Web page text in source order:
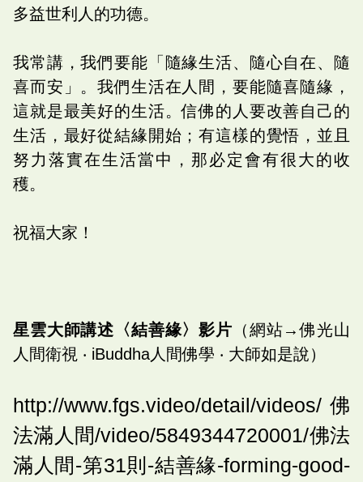
多益世利人的功德。
我常講，我們要能「隨緣生活、隨心自在、隨
喜而安」。我們生活在人間，要能隨喜隨緣，
這就是最美好的生活。信佛的人要改善自己的
生活，最好從結緣開始；有這樣的覺悟，並且
努力落實在生活當中，那必定會有很大的收
穫。
祝福大家！
星雲大師講述〈結善緣〉影片 （網站→佛光山
人間衛視 ‧ iBuddha人間佛學 ‧ 大師如是說）
http://www.fgs.video/detail/videos/佛
法滿人間/video/5849344720001/佛法
滿人間-第31則-結善緣-forming-good-